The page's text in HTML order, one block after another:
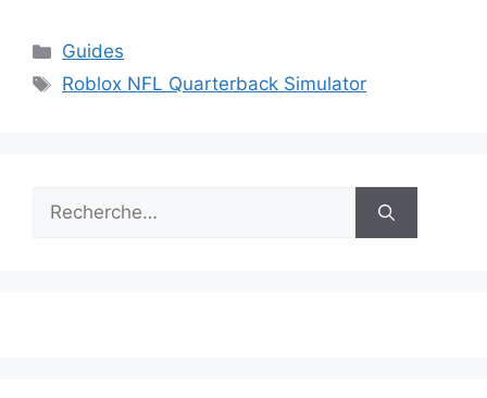
Catégories
Guides
Étiquettes
Roblox NFL Quarterback Simulator
Rechercher :